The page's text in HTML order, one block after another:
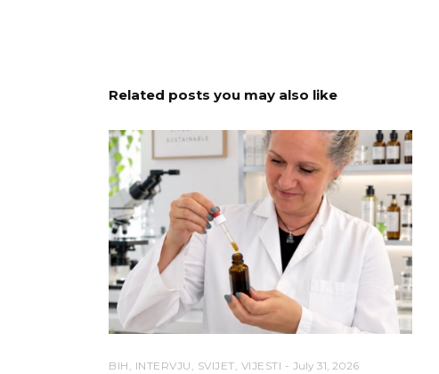
Related posts you may also like
BIH , INTERVJU , SVIJET, VIJESTI July 31, 2026